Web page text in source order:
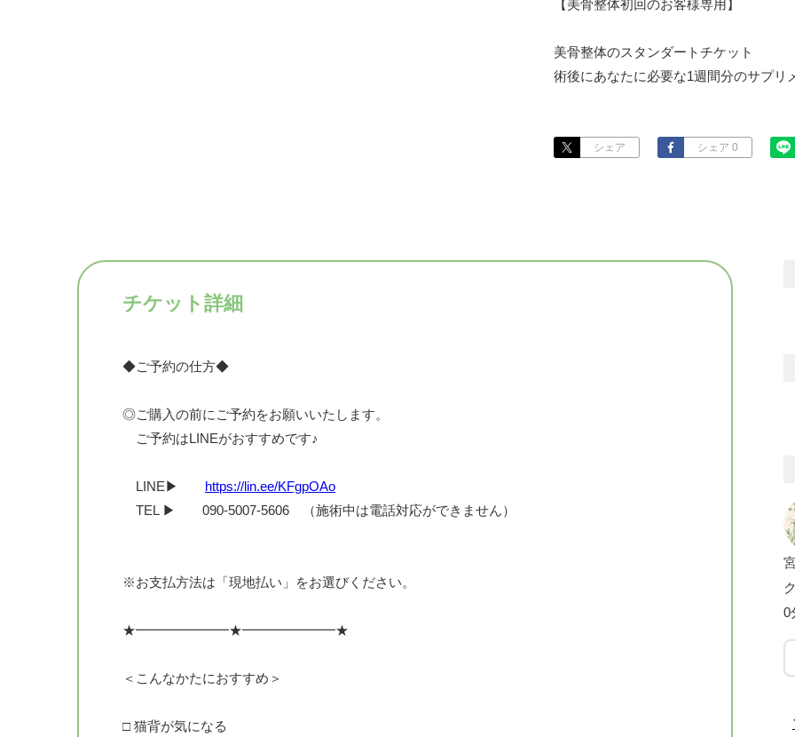
【美骨整体初回のお客様専用】
美骨整体のスタンダートチケット
術後にあなたに必要な1週間分のサプリ
シェア シェア 0
チケット詳細
◆ご予約の仕方◆
◎ご購入の前にご予約をお願いいたします。
ご予約はLINEがおすすめです♪
LINE▶ https://lin.ee/KFgpOAo
TEL ▶ 090-5007-5606 （施術中は電話対応ができません）
※お支払方法は「現地払い」をお選びください。
★━━━━━━━★━━━━━━━★
＜こんなかたにおすすめ＞
□ 猫背が気になる
0